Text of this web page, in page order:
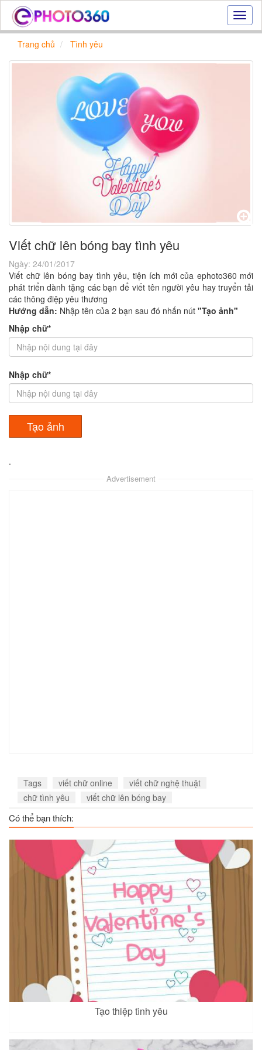
Hiệu
ứng
|
Trang chủ Tình yêu
Viết chữ lên bóng bay tình yêu
Ngày: 24/01/2017
Viết chữ lên bóng bay tình yêu, tiện ích mới của ephoto360 mới
phát triển dành tặng các bạn để viết tên người yêu hay truyển tải
các thông điệp yêu thương
Hướng dẫn: Nhập tên của 2 bạn sau đó nhấn nút "Tạo ảnh"
Nhập chữ*
Nhập chữ*
.
Advertisement
Tags viết chữ online
viết chữ nghệ thuật
chữ tình yêu
viết chữ lên bóng bay
Có thể bạn thích:
Tạo thiệp tình yêu